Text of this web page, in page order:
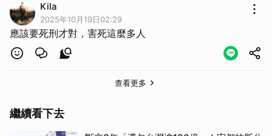
Kila
2025年10月19日02:29
應該要死刑才對，害死這麼多人
查看更多
繼續看下去